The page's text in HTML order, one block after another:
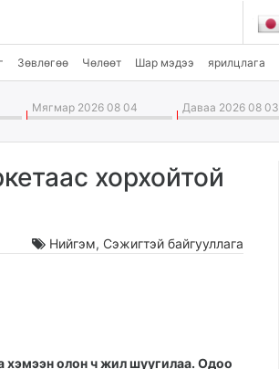
Зөвлөгөө Чөлөөт Шар мэдээ ярилцлага
Мягмар 2026 08 04 Даваа 2026 08 03
хорхойтой
Нийгэм, Сэжигтэй байгууллага
хэмээн олон ч жил шуугилаа. Одоо